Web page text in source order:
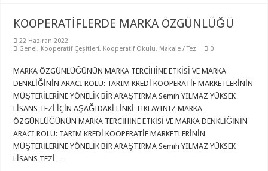
KOOPERATİFLERDE MARKA ÖZGÜNLÜĞÜ
22 Haziran 2022
Genel, Kooperatif Çeşitleri, Kooperatif Okulu, Makale / Tez 0
MARKA ÖZGÜNLÜĞÜNÜN MARKA TERCİHİNE ETKİSİ VE MARKA
DENKLİĞİNİN ARACI ROLÜ: TARIM KREDİ KOOPERATİF MARKETLERİNİN
MÜŞTERİLERİNE YÖNELİK BİR ARAŞTIRMA Semih YILMAZ YÜKSEK
LİSANS TEZİ İÇİN AŞAĞIDAKİ LİNKİ TIKLAYINIZ MARKA
ÖZGÜNLÜĞÜNÜN MARKA TERCİHİNE ETKİSİ VE MARKA DENKLİĞİNİN
ARACI ROLÜ: TARIM KREDİ KOOPERATİF MARKETLERİNİN
MÜŞTERİLERİNE YÖNELİK BİR ARAŞTIRMA Semih YILMAZ YÜKSEK
LİSANS TEZİ …